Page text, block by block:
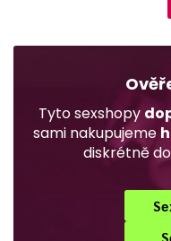
Tyto sexshopy
sami nakupujeme
diskrétně